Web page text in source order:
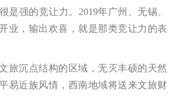
是强的竞让力。2019年广州、无锡、
业，输出欢喜，就是那类竞让力的表
沉点结构的区域，无灭丰硕的天然
易近族风情，西南地域将送来文旅财